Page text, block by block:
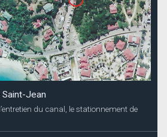
Jean
du canal, le stationnement de